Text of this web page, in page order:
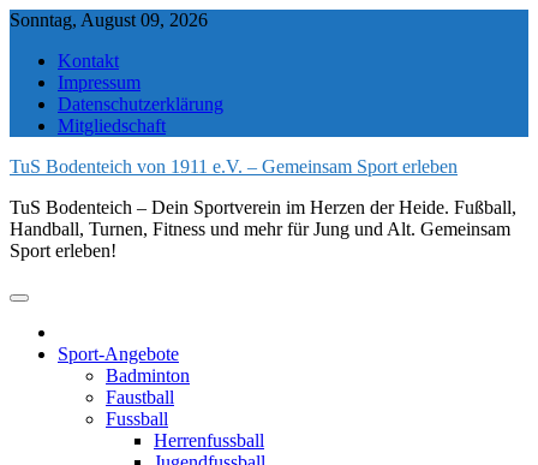
Skip
content
Sonntag, August 09, 2026
Kontakt
Impressum
Datenschutzerklärung
Mitgliedschaft
TuS Bodenteich von 1911 e.V. – Gemeinsam Sport erleben
TuS Bodenteich – Dein Sportverein im Herzen der Heide. Fußball,
Handball, Turnen, Fitness und mehr für Jung und Alt. Gemeinsam
Sport erleben!
Sport-Angebote
Badminton
Faustball
Fussball
Herrenfussball